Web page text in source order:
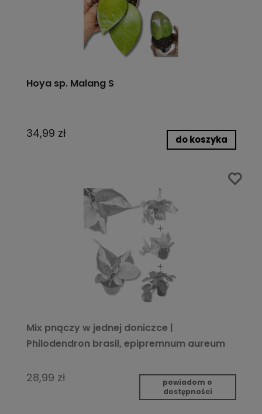
Hoya sp. Malang S
34,99 zł do koszyka
Mix pnączy w jednej doniczce |
Philodendron brasil, epipremnum aureum
28,99 zł
powiadom o
dostępności